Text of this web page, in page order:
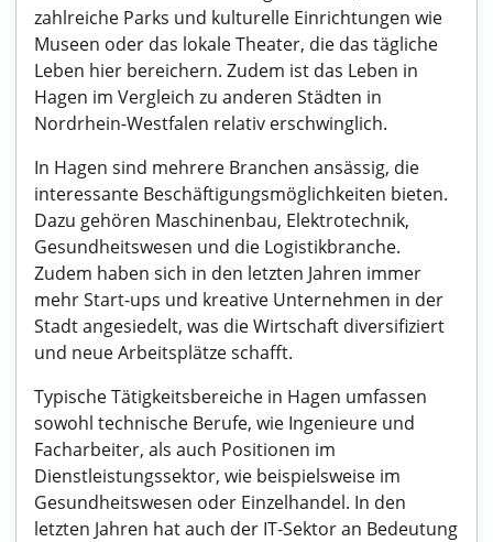
zahlreiche Parks und kulturelle Einrichtungen wie
Museen oder das lokale Theater, die das tägliche
Leben hier bereichern. Zudem ist das Leben in
Hagen im Vergleich zu anderen Städten in
Nordrhein-Westfalen relativ erschwinglich.
In Hagen sind mehrere Branchen ansässig, die
interessante Beschäftigungsmöglichkeiten bieten.
Dazu gehören Maschinenbau, Elektrotechnik,
Gesundheitswesen und die Logistikbranche.
Zudem haben sich in den letzten Jahren immer
mehr Start-ups und kreative Unternehmen in der
Stadt angesiedelt, was die Wirtschaft diversifiziert
und neue Arbeitsplätze schafft.
Typische Tätigkeitsbereiche in Hagen umfassen
sowohl technische Berufe, wie Ingenieure und
Facharbeiter, als auch Positionen im
Dienstleistungssektor, wie beispielsweise im
Gesundheitswesen oder Einzelhandel. In den
letzten Jahren hat auch der IT-Sektor an Bedeutung